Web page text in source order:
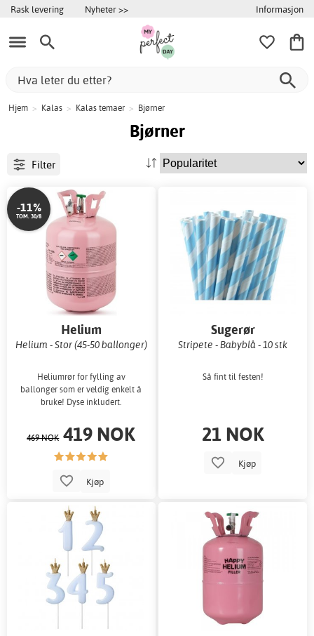
Rask levering Nyheter >> Informasjon
Hjem > Kalas > Kalas temaer > Bjørner
Bjørner
Filter
-11%
TOM. 30/8
Helium
Helium - Stor (45-50 ballonger)
Heliumrør for fylling av
ballonger som er veldig enkelt å
bruke! Dyse inkludert.
469 NOK 419 NOK
Kjøp
Sugerør
Stripete - Babyblå - 10 stk
Så fint til festen!
21 NOK
Kjøp